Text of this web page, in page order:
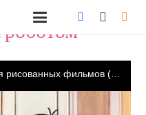
роботом"